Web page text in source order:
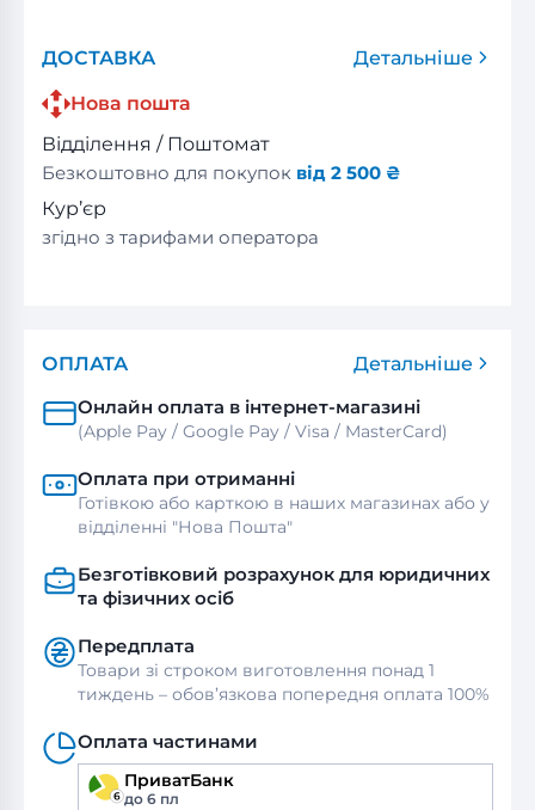
ДОСТАВКА
Детальніше
Нова пошта
Відділення / Поштомат
Безкоштовно для покупок від 2 500 ₴
Кур’єр
згідно з тарифами оператора
ОПЛАТА
Детальніше
Онлайн оплата в інтернет-магазині
(Apple Pay / Google Pay / Visa / MasterСard)
Оплата при отриманні
Готівкою або карткою в наших магазинах або у
відділенні "Нова Пошта"
Безготівковий розрахунок для юридичних
та фізичних осіб
Передплата
Товари зі строком виготовлення понад 1
тиждень – обов’язкова попередня оплата 100%
Оплата частинами
ПриватБанк
до 6 пл